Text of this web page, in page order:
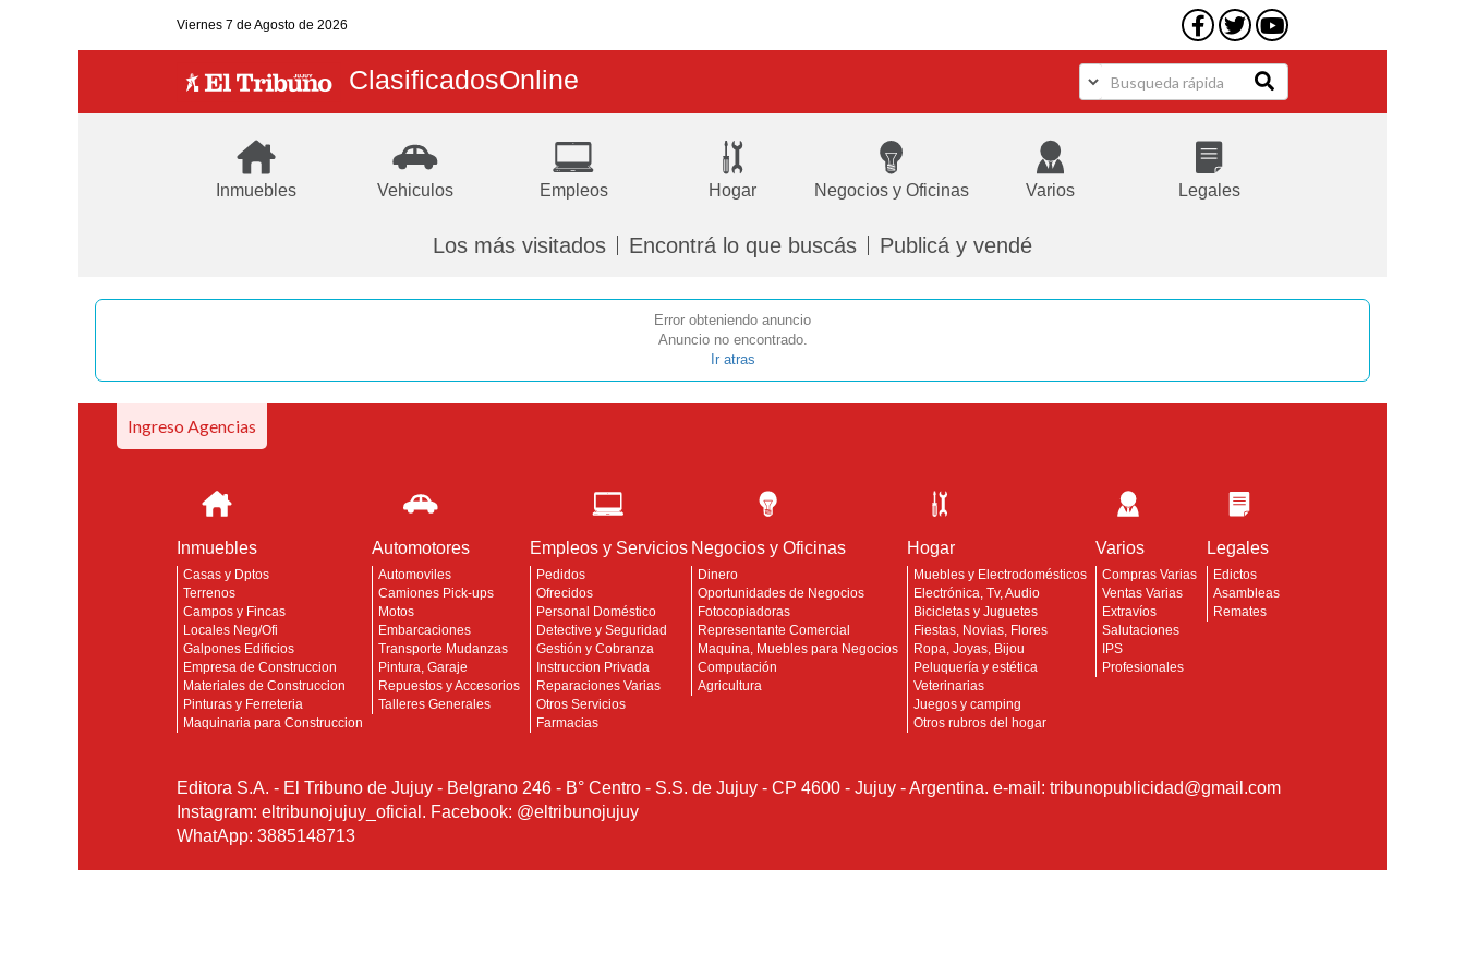
Viernes 7 de Agosto de 2026
ClasificadosOnline
Inmuebles Vehiculos Empleos Hogar Negocios y Oficinas Varios Legales
Los más visitados Encontrá lo que buscás Publicá y vendé
Error obteniendo anuncio
Anuncio no encontrado.
Ir atras
Ingreso Agencias
Inmuebles
Casas y Dptos
Terrenos
Campos y Fincas
Locales Neg/Ofi
Galpones Edificios
Empresa de Construccion
Materiales de Construccion
Pinturas y Ferreteria
Maquinaria para Construccion
Automotores
Automoviles
Camiones Pick-ups
Motos
Embarcaciones
Transporte Mudanzas
Pintura, Garaje
Repuestos y Accesorios
Talleres Generales
Empleos y Servicios
Pedidos
Ofrecidos
Personal Doméstico
Detective y Seguridad
Gestión y Cobranza
Instruccion Privada
Reparaciones Varias
Otros Servicios
Farmacias
Negocios y Oficinas
Dinero
Oportunidades de Negocios
Fotocopiadoras
Representante Comercial
Maquina, Muebles para Negocios
Computación
Agricultura
Hogar
Muebles y Electrodomésticos
Electrónica, Tv, Audio
Bicicletas y Juguetes
Fiestas, Novias, Flores
Ropa, Joyas, Bijou
Peluquería y estética
Veterinarias
Juegos y camping
Otros rubros del hogar
Varios
Compras Varias
Ventas Varias
Extravíos
Salutaciones
IPS
Profesionales
Legales
Edictos
Asambleas
Remates
Editora S.A. - El Tribuno de Jujuy - Belgrano 246 - B° Centro - S.S. de Jujuy - CP 4600 - Jujuy - Argentina. e-mail: tribunopublicidad@gmail.com
Instagram: eltribunojujuy_oficial. Facebook: @eltribunojujuy
WhatApp: 3885148713